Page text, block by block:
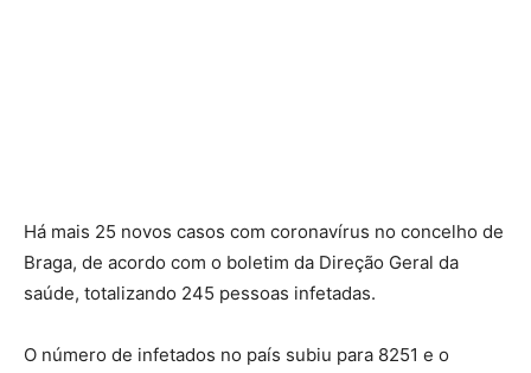
Há mais 25 novos casos com coronavírus no concelho de
Braga, de acordo com o boletim da Direção Geral da
saúde, totalizando 245 pessoas infetadas.
O número de infetados no país subiu para 8251 e o